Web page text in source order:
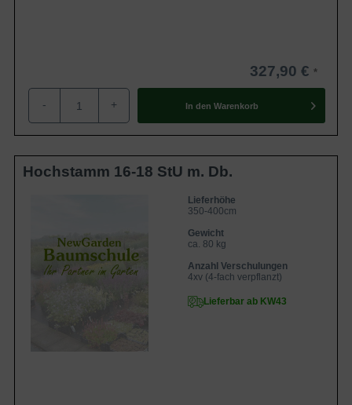
327,90 €
- + In den Warenkorb
Hochstamm 16-18 StU m. Db.
Lieferhöhe
350-400cm
Gewicht
ca. 80 kg
Anzahl Verschulungen
4xv (4-fach verpflanzt)
Lieferbar ab KW43